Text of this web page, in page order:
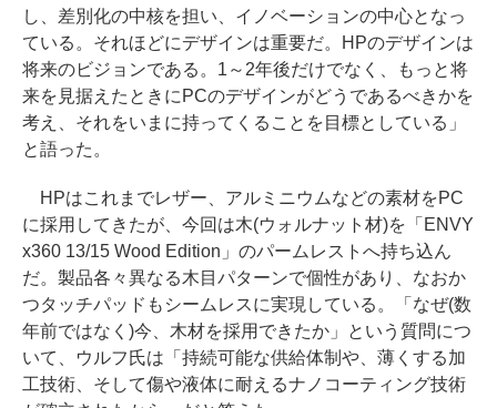
し、差別化の中核を担い、イノベーションの中心となっ
ている。それほどにデザインは重要だ。HPのデザインは
将来のビジョンである。1～2年後だけでなく、もっと将
来を見据えたときにPCのデザインがどうであるべきかを
考え、それをいまに持ってくることを目標としている」
と語った。
HPはこれまでレザー、アルミニウムなどの素材をPC
に採用してきたが、今回は木(ウォルナット材)を「ENVY
x360 13/15 Wood Edition」のパームレストへ持ち込ん
だ。製品各々異なる木目パターンで個性があり、なおか
つタッチパッドもシームレスに実現している。「なぜ(数
年前ではなく)今、木材を採用できたか」という質問につ
いて、ウルフ氏は「持続可能な供給体制や、薄くする加
工技術、そして傷や液体に耐えるナノコーティング技術